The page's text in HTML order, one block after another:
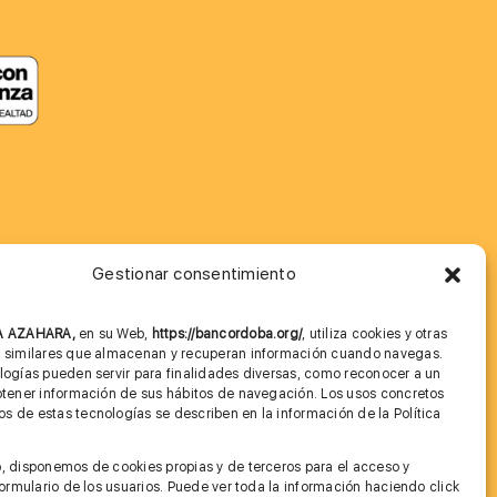
Gestionar consentimiento
AZAHARA, en su Web, https://bancordoba.org/, utiliza cookies y otras
que almacenan y recuperan información cuando navegas.
pueden servir para finalidades diversas, como reconocer a un
información de sus hábitos de navegación. Los usos concretos
de estas tecnologías se describen en la información de la Política
disponemos de cookies propias y de terceros para el acceso y
de los usuarios. Puede ver toda la información haciendo click
Imagen corporativa
Cita previa FAGA
Condiciones de Uso Web